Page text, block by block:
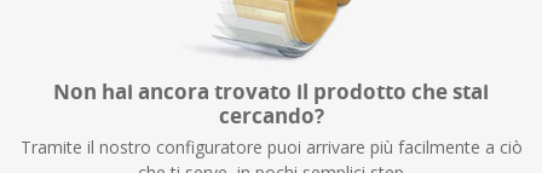
Non hai ancora trovato il prodotto che stai
cercando?
Tramite il nostro configuratore puoi arrivare più facilmente a ciò